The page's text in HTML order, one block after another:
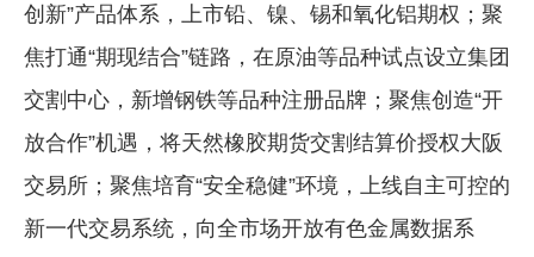
创新”产品体系，上市铅、镍、锡和氧化铝期权；聚
焦打通“期现结合”链路，在原油等品种试点设立集团
交割中心，新增钢铁等品种注册品牌；聚焦创造“开
放合作”机遇，将天然橡胶期货交割结算价授权大阪
交易所；聚焦培育“安全稳健”环境，上线自主可控的
新一代交易系统，向全市场开放有色金属数据系